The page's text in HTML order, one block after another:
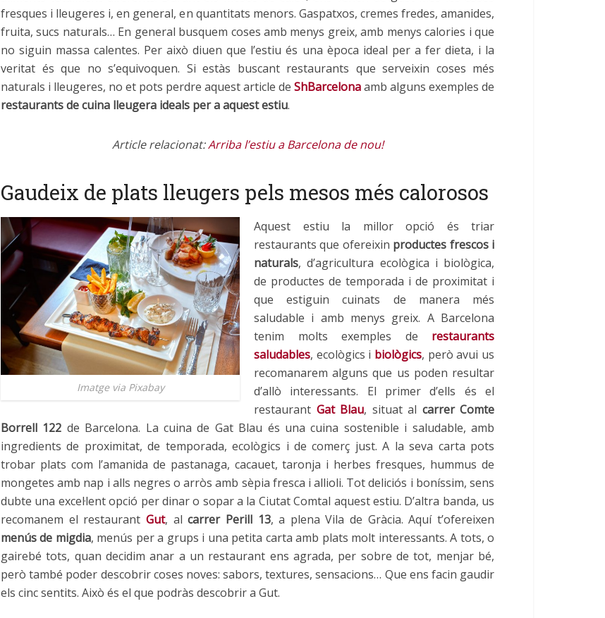
fresques i lleugeres i, en general, en quantitats menors. Gaspatxos, cremes fredes, amanides,
fruita, sucs naturals… En general busquem coses amb menys greix, amb menys calories i que
no siguin massa calentes. Per això diuen que l’estiu és una època ideal per a fer dieta, i la
veritat és que no s’equivoquen. Si estàs buscant restaurants que serveixin coses més
naturals i lleugeres, no et pots perdre aquest article de ShBarcelonaamb alguns exemples de
restaurants de cuina lleugera ideals per a aquest estiu.
Article relacionat:Arriba l’estiu a Barcelona de nou!
Gaudeix de plats lleugers pels mesos més calorosos
Imatge via Pixabay
Aquest estiu la millor opció és triar
restaurants que ofereixin productes frescos i
naturals, d’agricultura ecològica i biològica,
de productes de temporada i de proximitat i
que estiguin cuinats de manera més
saludable i amb menys greix. A Barcelona
tenim molts exemples de restaurants
saludables, ecològics i biològics, però avui us
recomanarem alguns que us poden resultar
d’allò interessants. El primer d’ells és el
restaurant Gat Blau, situat al carrer Comte
Borrell 122 de Barcelona. La cuina de Gat Blau és una cuina sostenible i saludable, amb
ingredients de proximitat, de temporada, ecològics i de comerç just. A la seva carta pots
trobar plats com l’amanida de pastanaga, cacauet, taronja i herbes fresques, hummus de
mongetes amb nap i alls negres o arròs amb sèpia fresca i allioli. Tot deliciós i boníssim, sens
dubte una excel·lent opció per dinar o sopar a la Ciutat Comtal aquest estiu. D’altra banda, us
recomanem el restaurant Gut, alcarrer Perill 13, a plena Vila de Gràcia. Aquí t’ofereixen
menús de migdia, menús per a grups i una petita carta amb plats molt interessants. A tots, o
gairebé tots, quan decidim anar a un restaurant ens agrada, per sobre de tot, menjar bé,
però també poder descobrir coses noves: sabors, textures, sensacions… Que ens facin gaudir
els cinc sentits. Això és el que podràs descobrir a Gut.